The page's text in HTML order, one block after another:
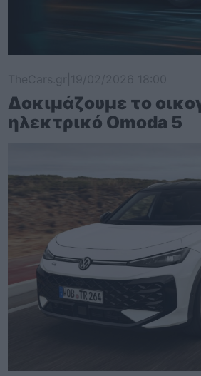
Δοκιμάζουμε το
ηλεκτρικό Omoda 5